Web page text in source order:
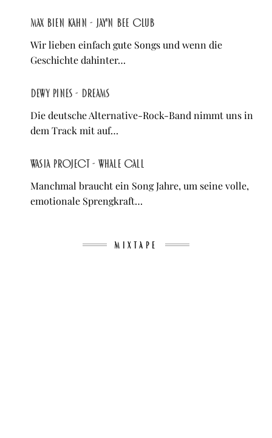
Max Bien Kahn - Jay'n Bee Club
Wir lieben einfach gute Songs und wenn die
Geschichte dahinter…
Dewy Pines - Dreams
Die deutsche Alternative-Rock-Band nimmt uns in
dem Track mit auf…
Wasia Project - Whale Call
Manchmal braucht ein Song Jahre, um seine volle,
emotionale Sprengkraft…
MIXTAPE